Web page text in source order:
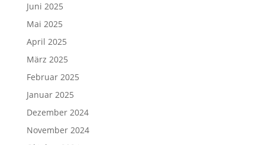
Juni 2025
Mai 2025
April 2025
März 2025
Februar 2025
Januar 2025
Dezember 2024
November 2024